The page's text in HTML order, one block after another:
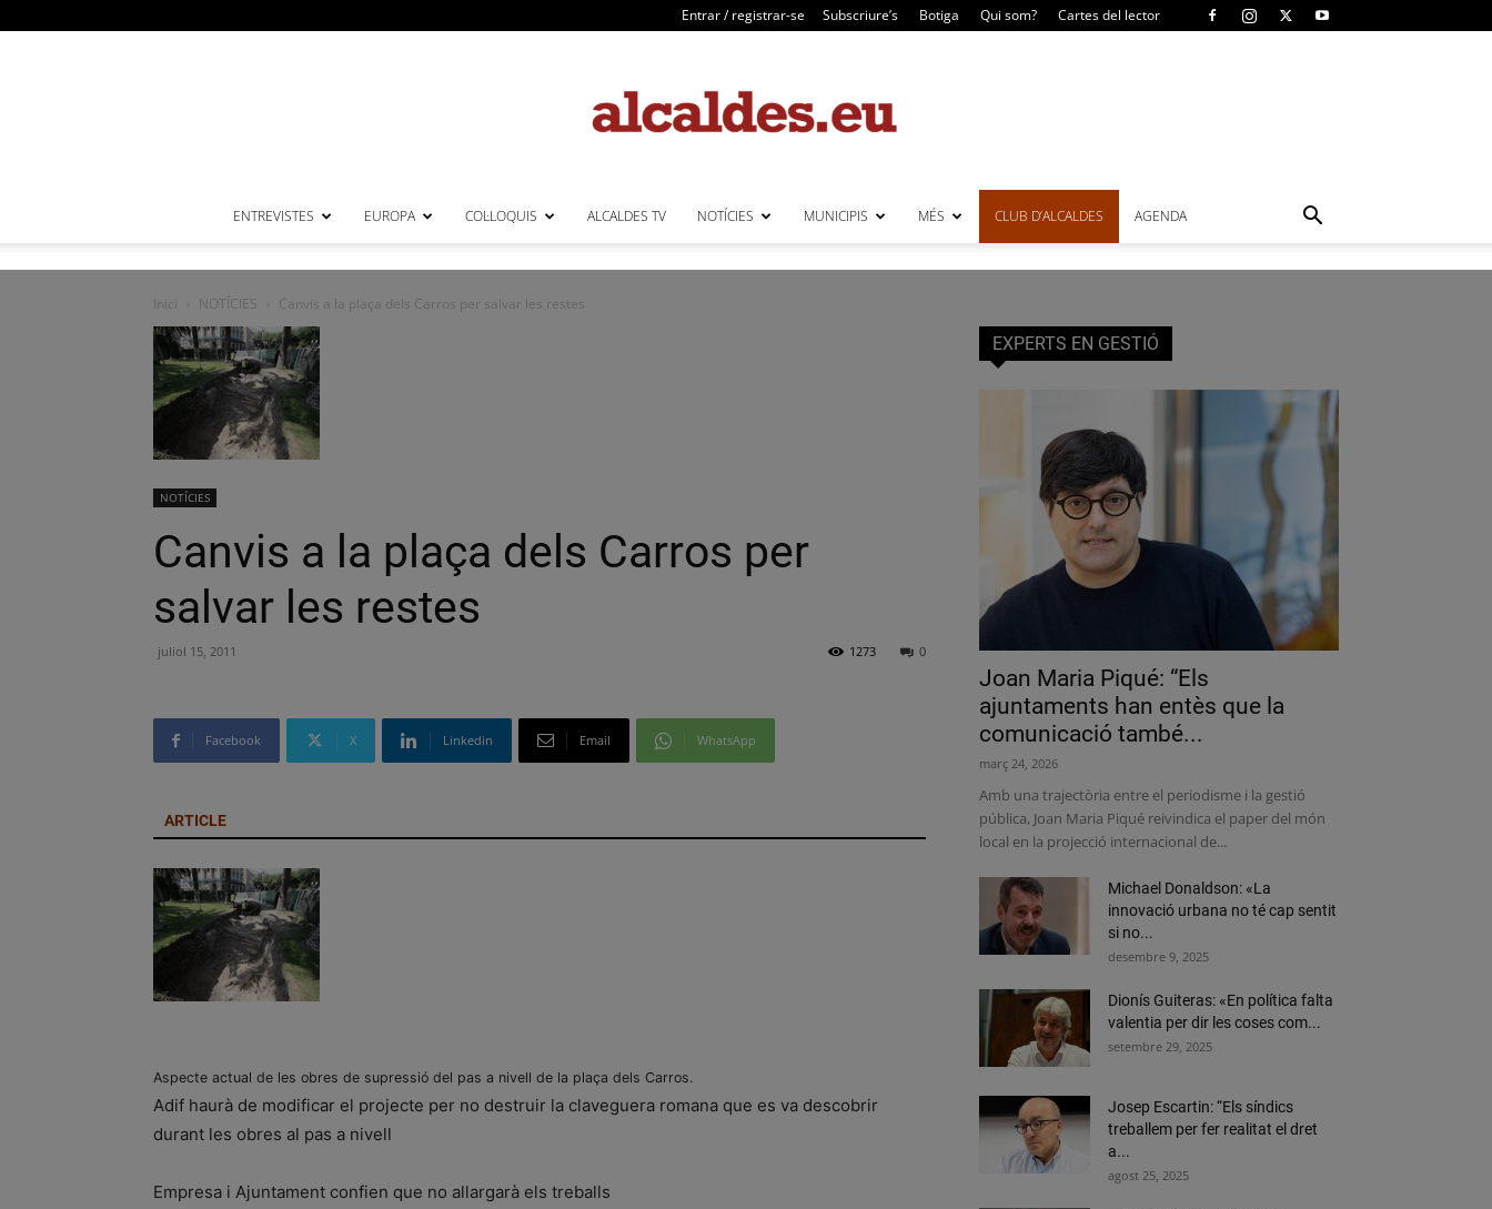
Entrar / registrar-se Subscriure’s Botiga Qui som? Cartes del lector
ENTREVISTES EUROPA COL·LOQUIS ALCALDES TV NOTÍCIES MUNICIPIS MÉS CLUB D’ALCALDES AGENDA
Inici NOTÍCIES Canvis a la plaça dels Carros per salvar les restes
NOTÍCIES
Canvis a la plaça dels Carros per
salvar les restes
juliol 15, 2011 0
1273
Facebook X Linkedin Email WhatsApp
ARTICLE
Aspecte actual de les obres de supressió del pas a nivell de la plaça dels Carros.
Adif haurà de modificar el projecte per no destruir la claveguera romana que es va descobrir
durant les obres al pas a nivell
Empresa i Ajuntament confien que no allargarà els treballs
EXPERTS EN GESTIÓ
Joan Maria Piqué: “Els
ajuntaments han entès que la
comunicació també...
març 24, 2026
Amb una trajectòria entre el periodisme i la gestió
pública, Joan Maria Piqué reivindica el paper del món
local en la projecció internacional de...
Michael Donaldson: «La
innovació urbana no té cap sentit
si no...
desembre 9, 2025
Dionís Guiteras: «En política falta
valentia per dir les coses com...
setembre 29, 2025
Josep Escartin: “Els síndics
treballem per fer realitat el dret
a...
agost 25, 2025